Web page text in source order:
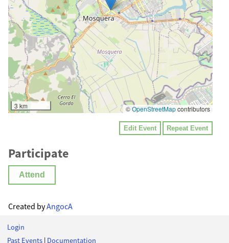
3 km ©OpenStreetMapcontributors
Edit Event Repeat Event
Participate
Attend
Created byAngocA
Login
Past Events | Documentation